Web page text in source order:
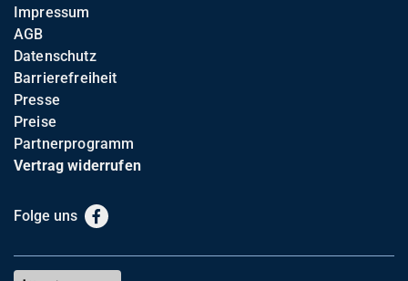
Impressum
AGB
Datenschutz
Barrierefreiheit
Presse
Preise
Partnerprogramm
Vertrag widerrufen
Folge uns Facebook